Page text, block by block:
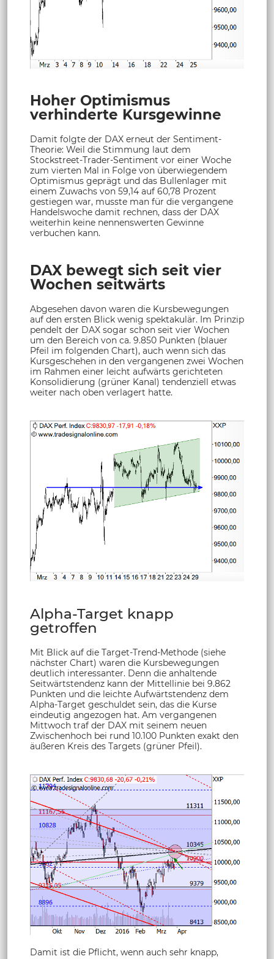
Hoher Optimismus
verhinderte Kursgewinne
Damit folgte der DAX erneut der Sentiment-
Theorie: Weil die Stimmung laut dem
Stockstreet-Trader-Sentiment vor einer Woche
zum vierten Mal in Folge von überwiegendem
Optimismus geprägt und das Bullenlager mit
einem Zuwachs von 59,14 auf 60,78 Prozent
gestiegen war, musste man für die vergangene
Handelswoche damit rechnen, dass der DAX
weiterhin keine nennenswerten Gewinne
verbuchen kann.
DAX bewegt sich seit vier
Wochen seitwärts
Abgesehen davon waren die Kursbewegungen
auf den ersten Blick wenig spektakulär. Im Prinzip
pendelt der DAX sogar schon seit vier Wochen
um den Bereich von ca. 9.850 Punkten (blauer
Pfeil im folgenden Chart), auch wenn sich das
Kursgeschehen in den vergangenen zwei Wochen
im Rahmen einer leicht aufwärts gerichteten
Konsolidierung (grüner Kanal) tendenziell etwas
weiter nach oben verlagert hatte.
Alpha-Target knapp
getroffen
Mit Blick auf die Target-Trend-Methode (siehe
nächster Chart) waren die Kursbewegungen
deutlich interessanter. Denn die anhaltende
Seitwärtstendenz kann der Mittellinie bei 9.862
Punkten und die leichte Aufwärtstendenz dem
Alpha-Target geschuldet sein, das die Kurse
eindeutig angezogen hat. Am vergangenen
Mittwoch traf der DAX mit seinem neuen
Zwischenhoch bei rund 10.100 Punkten exakt den
äußeren Kreis des Targets (grüner Pfeil).
Damit ist die Pflicht, wenn auch sehr knapp,